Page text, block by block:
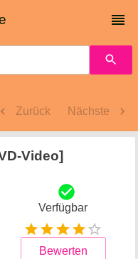
Zurück Nächste
Video]
Verfügbar
Bewerten